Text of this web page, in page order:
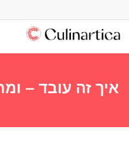
איך זה עובד –